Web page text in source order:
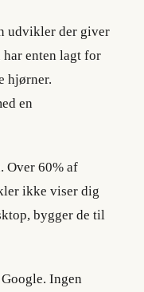
udvikler der giver
enten lagt for
hjørner.
en
Over 60% af
ikke viser dig
bygger de til
Ingen